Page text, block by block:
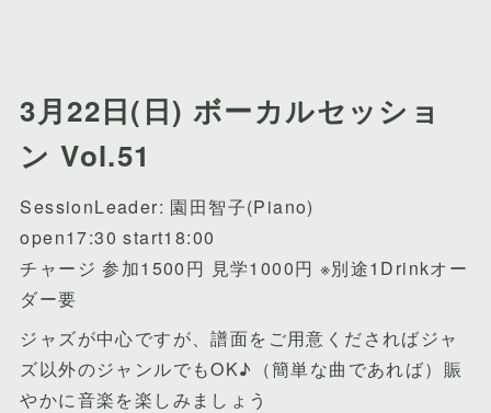
3月22日(日) ボーカルセッショ
ン Vol.51
SessionLeader: 園田智子(Piano)
open17:30 start18:00
チャージ 参加1500円 見学1000円 ※別途1Drinkオー
ダー要
ジャズが中心ですが、譜面をご用意くださればジャ
ズ以外のジャンルでもOK♪（簡単な曲であれば）賑
やかに音楽を楽しみましょう